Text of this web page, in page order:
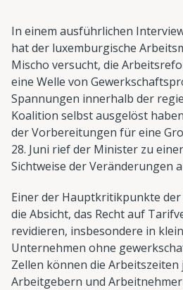
In einem ausführlichen
hat der luxemburgische
Mischo versucht, die
eine Welle von
Spannungen innerhalb der
Koalition selbst ausgelöst
der Vorbereitungen für eine
28. Juni rief der Minister zu
Sichtweise der Veränderungen
Einer der Hauptkritikpunkte
die Absicht, das Recht auf
revidieren, insbesondere in
Unternehmen ohne
Zellen können die Arbeitszeiten
Arbeitgebern und